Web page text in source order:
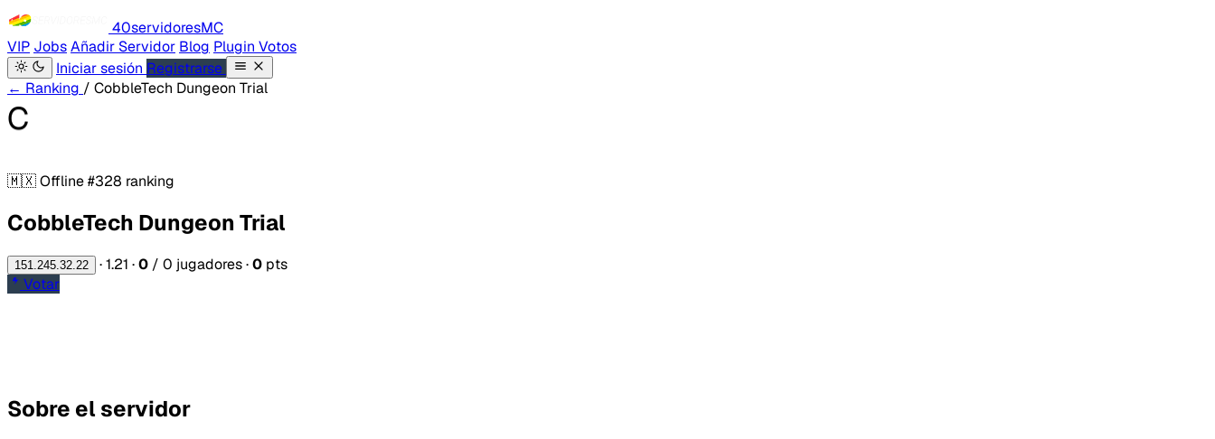
40servidoresMC
VIP JobsAñadir Servidor Blog Plugin Votos
Iniciar sesión Registrarse
← Ranking / CobbleTech Dungeon Trial
C
🇲🇽Offline#328 ranking
CobbleTech Dungeon Trial
151.245.32.22 ·1.21 ·0 / 0 jugadores·0 pts
Votar
Sobre el servidor